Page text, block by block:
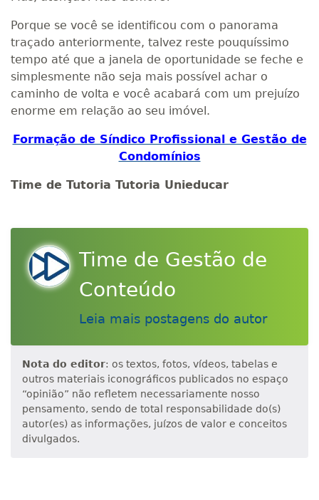
Porque se você se identificou com o panorama
traçado anteriormente, talvez reste pouquíssimo
tempo até que a janela de oportunidade se feche e
simplesmente não seja mais possível achar o
caminho de volta e você acabará com um prejuízo
enorme em relação ao seu imóvel.
Formação de Síndico Profissional e Gestão de
Condomínios
Time de Tutoria Tutoria Unieducar
Time de Gestão de
Conteúdo
Leia mais postagens do autor
Nota do editor: os textos, fotos, vídeos, tabelas e
outros materiais iconográficos publicados no espaço
“opinião” não refletem necessariamente nosso
pensamento, sendo de total responsabilidade do(s)
autor(es) as informações, juízos de valor e conceitos
divulgados.